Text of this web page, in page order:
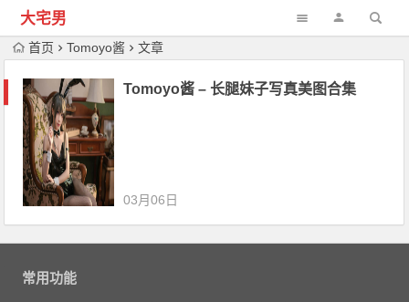
大宅男
首页 Tomoyo酱 文章
Tomoyo酱 – 长腿妹子写真美图合集
03月06日
常用功能